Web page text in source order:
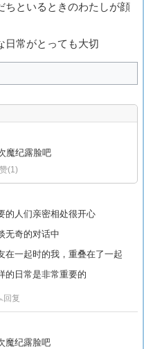
ちといるときのわたしが顔
日常がとっても大切
魔纪露脸吧
赞(1)
的人们亲密相处很开心
无奇的对话中
在一起时的我，重叠在了一起
的日常是非常重要的
回复
魔纪露脸吧